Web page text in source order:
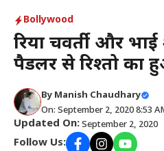
Bollywood
रिया चक्रवर्ती और
पैडलर से रिश्तो का
By Manish Chaudhary
On: September 2, 2020 8:53
Updated On:September 2, 2020
Follow Us: